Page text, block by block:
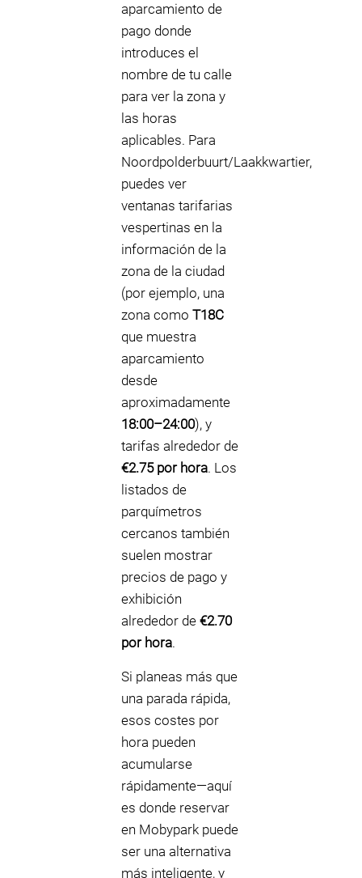
aparcamiento de
pago donde
introduces el
nombre de tu calle
para ver la zona y
las horas
aplicables. Para
Noordpolderbuurt/Laakkwartier,
puedes ver
ventanas tarifarias
vespertinas en la
información de la
zona de la ciudad
(por ejemplo, una
zona como T18C
que muestra
aparcamiento
desde
aproximadamente
18:00–24:00), y
tarifas alrededor de
€2.75 por hora. Los
listados de
parquímetros
cercanos también
suelen mostrar
precios de pago y
exhibición
alrededor de €2.70
por hora.
Si planeas más que
una parada rápida,
esos costes por
hora pueden
acumularse
rápidamente—aquí
es donde reservar
en Mobypark puede
ser una alternativa
más inteligente, y